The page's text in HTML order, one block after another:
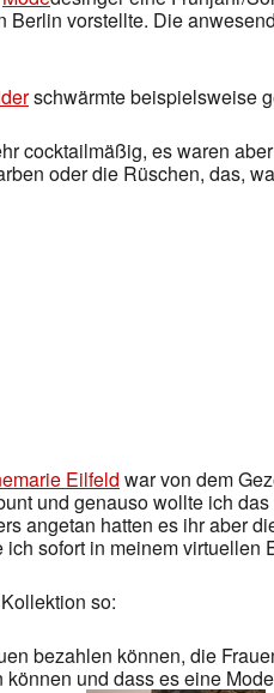
Berlin vorstellte. Die
schwärmte beispielsweise
cocktailmäßig, es waren
oder die Rüschen, das,
Eilfeld war von dem
und genauso wollte ich
angetan hatten es ihr aber
sofort in meinem virtuellen
so:
bezahlen können, die
und dass es eine